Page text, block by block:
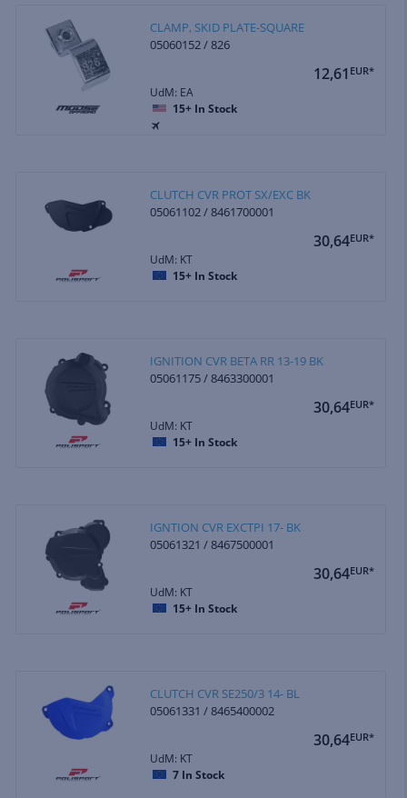
CLAMP, SKID PLATE-SQUARE
05060152 / 826
12,61 EUR*
UdM: EA
15+ In Stock
CLUTCH CVR PROT SX/EXC BK
05061102 / 8461700001
30,64EUR*
UdM: KT
15+ In Stock
IGNITION CVR BETA RR 13-19 BK
05061175 / 8463300001
30,64EUR*
UdM: KT
15+ In Stock
IGNTION CVR EXCTPI 17- BK
05061321 / 8467500001
30,64EUR*
UdM: KT
15+ In Stock
CLUTCH CVR SE250/3 14- BL
05061331 / 8465400002
30,64EUR*
UdM: KT
7 In Stock